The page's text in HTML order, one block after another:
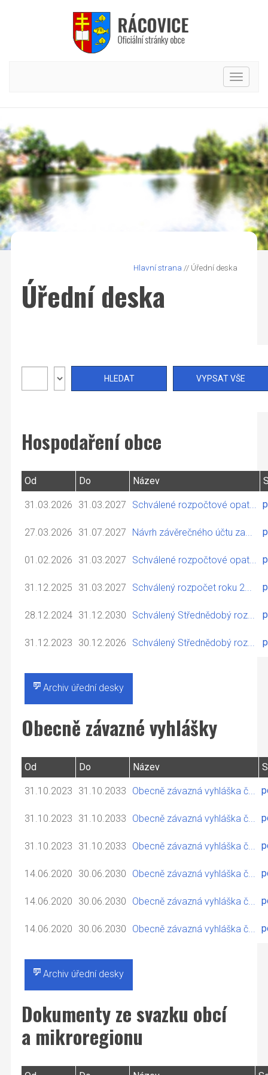
Hlavní
Hlavní strana // Úřední deska
Úřední deska
Hospodaření obce
Od Do Název
31.03.2026 31.03.2027 Schválené rozpočtové opat...
27.03.2026 31.07.2027 Návrh závěrečného účtu za...
01.02.2026 31.03.2027 Schválené rozpočtové opat...
31.12.2025 31.03.2027 Schválený rozpočet roku 2...
28.12.2024 31.12.2030 Schválený Střednědobý roz...
31.12.2023 30.12.2026 Schválený Střednědobý roz...
Archiv úřední desky
Obecně závazné vyhlášky
Od Do Název
31.10.2023 31.10.2033 Obecně závazná vyhláška č...
31.10.2023 31.10.2033 Obecně závazná vyhláška č...
31.10.2023 31.10.2033 Obecně závazná vyhláška č...
14.06.2020 30.06.2030 Obecně závazná vyhláška č...
14.06.2020 30.06.2030 Obecně závazná vyhláška č...
14.06.2020 30.06.2030 Obecně závazná vyhláška č...
Archiv úřední desky
Dokumenty ze svazku obcí
a mikroregionu